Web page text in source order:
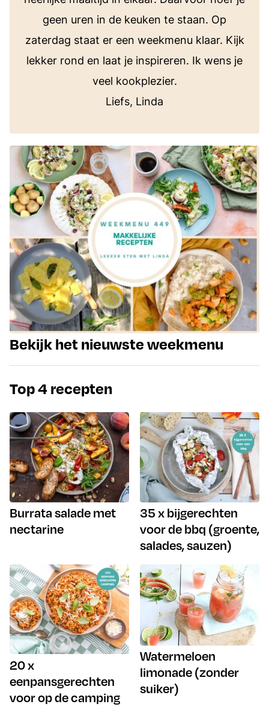
geen uren in de keuken te staan. Op
zaterdag staat er een weekmenu klaar. Kijk
lekker rond en laat je inspireren. Ik wens je
veel kookplezier.
Liefs, Linda
Bekijk het nieuwste weekmenu
Top 4 recepten
Burrata salade met
nectarine
35 x bijgerechten
voor de bbq (groente,
salades, sauzen)
20 x
eenpansgerechten
voor op de camping
Watermeloen
limonade (zonder
suiker)